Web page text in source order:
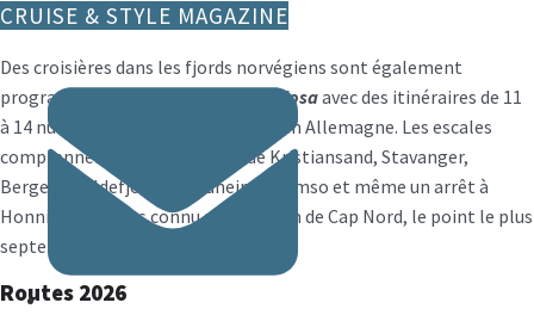
CRUISE & STYLE MAGAZINE
MSC Preziosa
Des croisières dans les fjords norvégiens sont également
programmées cet été sur
MSC Preziosaavec des itinéraires de 11
à 14 nuits au départ de
en Allemagne. Les escales
comprennent les découvertes de Kristiansand, Stavanger,
Bergen, Moldefjord, Trondheim, Tromso et même un arrêt à
Honningsvag plus connu sous le nom de Cap Nord, le point le plus
septentrional !
Routes 2026